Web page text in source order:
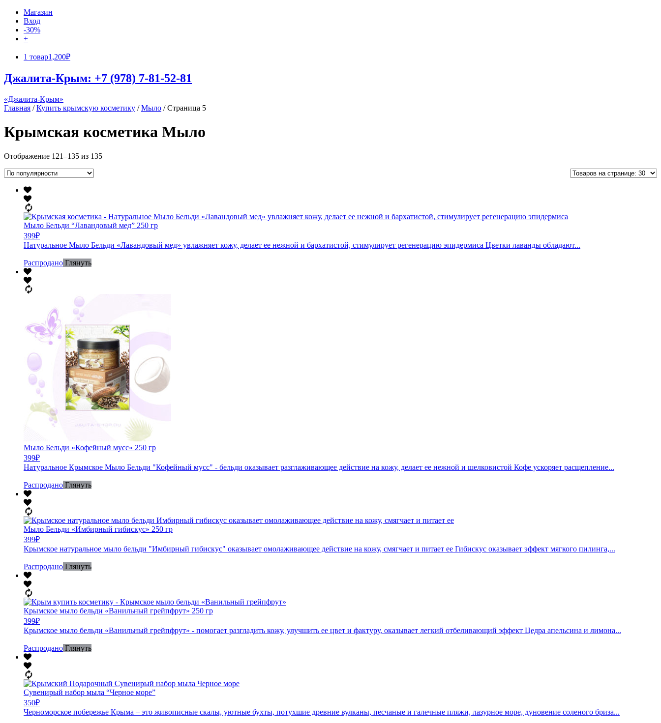
Магазин
Вход
-30%
+
1 товар1,200₽
Джалита-Крым: +7 (978) 7-81-52-81
«Джалита-Крым»
Главная /Купить крымскую косметику /Мыло / Страница 5
Крымская косметика Мыло
Отображение 121–135 из 135
Мыло Бельди “Лавандовый мед” 250 гр
399₽
Натуральное Мыло Бельди «Лавандовый мед» увлажняет кожу, делает ее нежной и бархатистой, стимулирует регенерацию эпидермиса Цветки лаванды обладают...
Распродано Глянуть
Мыло Бельди «Кофейный мусс» 250 гр
399₽
Натуральное Крымское Мыло Бельди "Кофейный мусс" - бельди оказывает разглаживающее действие на кожу, делает ее нежной и шелковистой Кофе ускоряет расщепление...
Распродано Глянуть
Мыло Бельди «Имбирный гибискус» 250 гр
399₽
Крымское натуральное мыло бельди "Имбирный гибискус" оказывает омолаживающее действие на кожу, смягчает и питает ее Гибискус оказывает эффект мягкого пилинга,...
Распродано Глянуть
Крымское мыло бельди «Ванильный грейпфрут» 250 гр
399₽
Крымское мыло бельди «Ванильный грейпфрут» - помогает разгладить кожу, улучшить ее цвет и фактуру, оказывает легкий отбеливающий эффект Цедра апельсина и лимона...
Распродано Глянуть
Сувенирый набор мыла “Черное море”
350₽
Черноморское побережье Крыма – это живописные скалы, уютные бухты, потухшие древние вулканы, песчаные и галечные пляжи, лазурное море, дуновение соленого бриза...